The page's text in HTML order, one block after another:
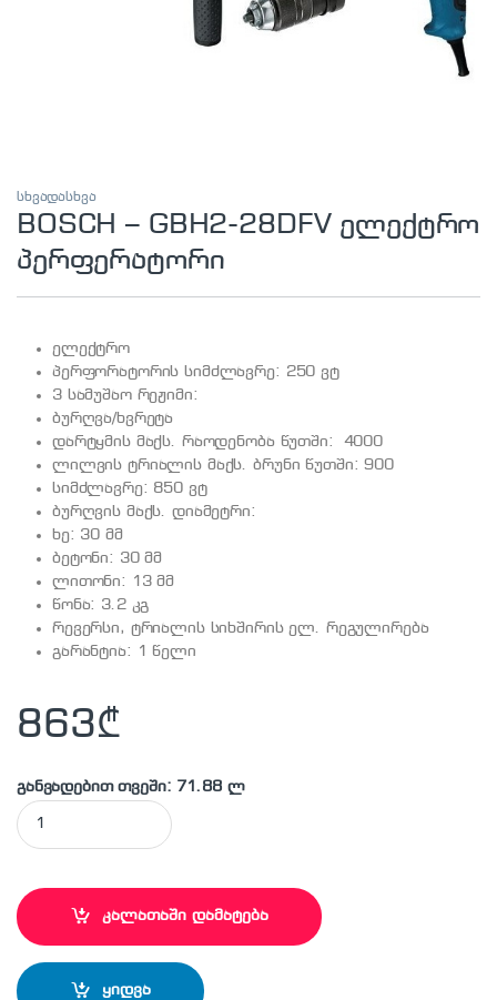
სხვადასხვა
BOSCH – GBH2-28DFV ელექტრო
პერფერატორი
ელექტრო
პერფორატორის სიმძლავრე: 250 ვტ
3 სამუშაო რეჟიმი:
ბურღვა/ხვრეტა
დარტყმის მაქს. რაოდენობა წუთში: 4000
ლილვის ტრიალის მაქს. ბრუნი წუთში: 900
სიმძლავრე: 850 ვტ
ბურღვის მაქს. დიამეტრი:
ხე: 30 მმ
ბეტონი: 30 მმ
ლითონი: 13 მმ
წონა: 3.2 კგ
რევერსი, ტრიალის სიხშირის ელ. რეგულირება
გარანტია: 1 წელი
863₾
განვადებით თვეში: 71.88 ლ
BOSCH - GBH2-28DFV ელექტრო პერფერატორი quantity
კალათაში დამატება
ყიდვა